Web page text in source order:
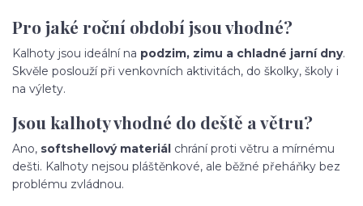
Pro jaké roční období jsou vhodné?
Kalhoty jsou ideální na podzim, zimu a chladné jarní dny.
Skvěle poslouží při venkovních aktivitách, do školky, školy i
na výlety.
Jsou kalhoty vhodné do deště a větru?
Ano, softshellový materiál chrání proti větru a mírnému
dešti. Kalhoty nejsou pláštěnkové, ale běžné přeháňky bez
problému zvládnou.